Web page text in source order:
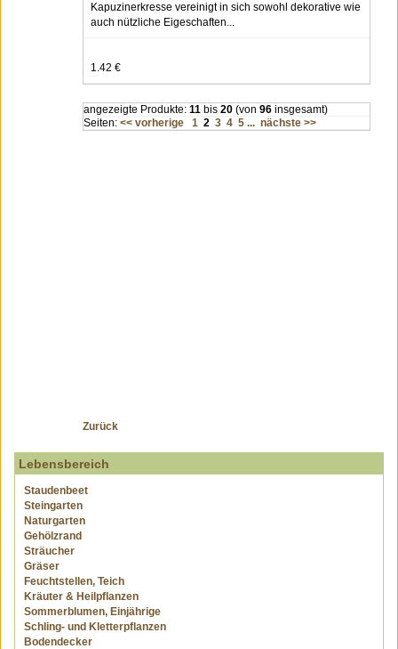
Kapuzinerkresse vereinigt in sich sowohl dekorative wie
auch nützliche Eigeschaften...
1.42 €
angezeigte Produkte: 11 bis 20 (von 96 insgesamt)
Seiten: << vorherige 1 2 3 4 5 ... nächste >>
Zurück
Lebensbereich
Staudenbeet
Steingarten
Naturgarten
Gehölzrand
Sträucher
Gräser
Feuchtstellen, Teich
Kräuter & Heilpflanzen
Sommerblumen, Einjährige
Schling- und Kletterpflanzen
Bodendecker